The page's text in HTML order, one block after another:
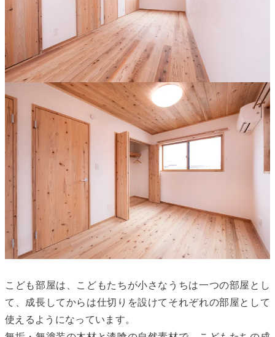
こども部屋は、こどもたちが小さなうちは一つの部屋とし
て、成長してからは仕切りを設けてそれぞれの部屋として
使えるようになっています。